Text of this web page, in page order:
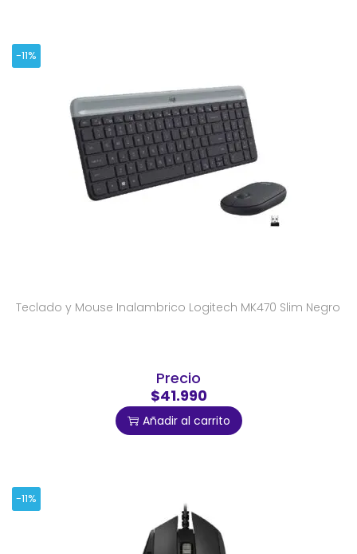
-11%
Teclado y Mouse Inalambrico Logitech MK470 Slim Negro
Precio
$41.990
Añadir al carrito
-11%